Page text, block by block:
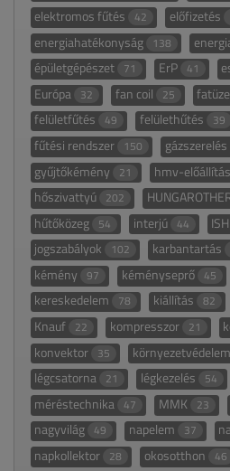
elektromos fűtés 42 előfizetés
energiahatékonyság 138
épületgépészet 71 ErP 41
Európa 32 fan coil 25
felületfűtés 49 felülethűtés 39
fűtési rendszer 150 gázszerelés
gyűjtőkémény 21 hmv-előállítás
hőszivattyú 202
hűtőközeg 54 interjú 44 ISH
jogszabályok 102 karbantartás
kémény 97 kéményseprő 45
kereskedelem 78 kiállítás 82
Knauf 22 kompresszor 21
konvektor 35 környezetvédelem
légcsatorna 21 légkezelés 54
méréstechnika 47 MMK 23
nagyvilág 49 napelem 37
napkollektor 28 okosotthon 46